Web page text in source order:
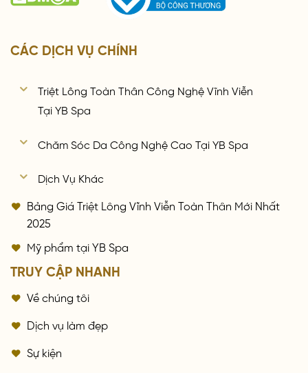
CÁC DỊCH VỤ CHÍNH
Triệt Lông Toàn Thân Công Nghệ Vĩnh Viễn
Tại YB Spa
Chăm Sóc Da Công Nghệ Cao Tại YB Spa
Dịch Vụ Khác
Bảng Giá Triệt Lông Vĩnh Viễn Toàn Thân Mới Nhất
2025
Mỹ phẩm tại YB Spa
TRUY CẬP NHANH
Về chúng tôi
Dịch vụ làm đẹp
Sự kiện